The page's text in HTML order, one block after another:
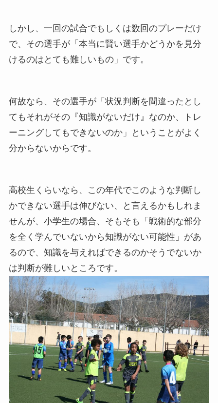
しかし、一回の試合でもしくは数回のプレーだけ
で、その選手が「本当に賢い選手かどうかを見分
けるのはとても難しいもの」です。
何故なら、その選手が「状況判断を間違ったとし
てもそれがその『知識がないだけ』なのか、トレ
ーニングしてもできないのか」ということがよく
分からないからです。
高校生くらいなら、この年代でこのような判断し
かできない選手は伸びない、と言えるかもしれま
せんが、小学生の場合、そもそも「戦術的な部分
を全く学んでいないから知識がない可能性」があ
るので、知識を与えればできるのかそうでないか
は判断が難しいところです。